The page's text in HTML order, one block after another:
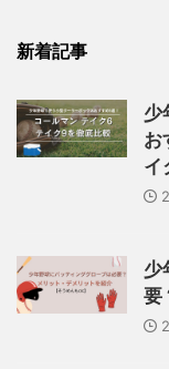
新着記事
少
お
イ
少
要